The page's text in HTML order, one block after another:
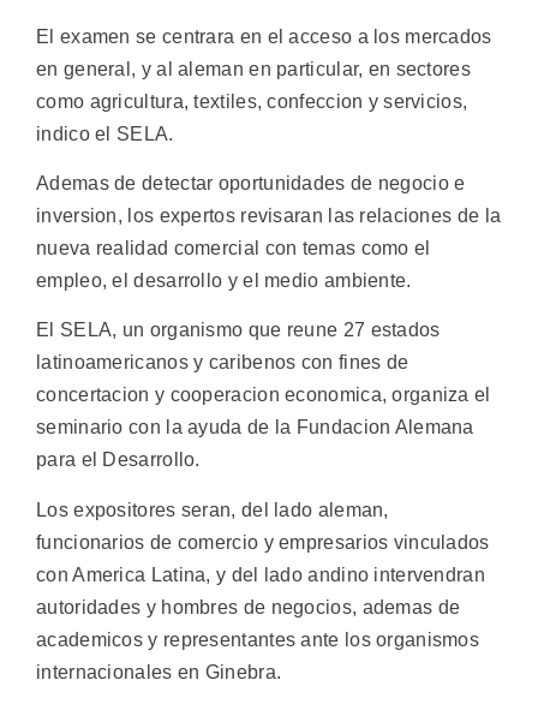
El examen se centrara en el acceso a los mercados
en general, y al aleman en particular, en sectores
como agricultura, textiles, confeccion y servicios,
indico el SELA.
Ademas de detectar oportunidades de negocio e
inversion, los expertos revisaran las relaciones de la
nueva realidad comercial con temas como el
empleo, el desarrollo y el medio ambiente.
El SELA, un organismo que reune 27 estados
latinoamericanos y caribenos con fines de
concertacion y cooperacion economica, organiza el
seminario con la ayuda de la Fundacion Alemana
para el Desarrollo.
Los expositores seran, del lado aleman,
funcionarios de comercio y empresarios vinculados
con America Latina, y del lado andino intervendran
autoridades y hombres de negocios, ademas de
academicos y representantes ante los organismos
internacionales en Ginebra.